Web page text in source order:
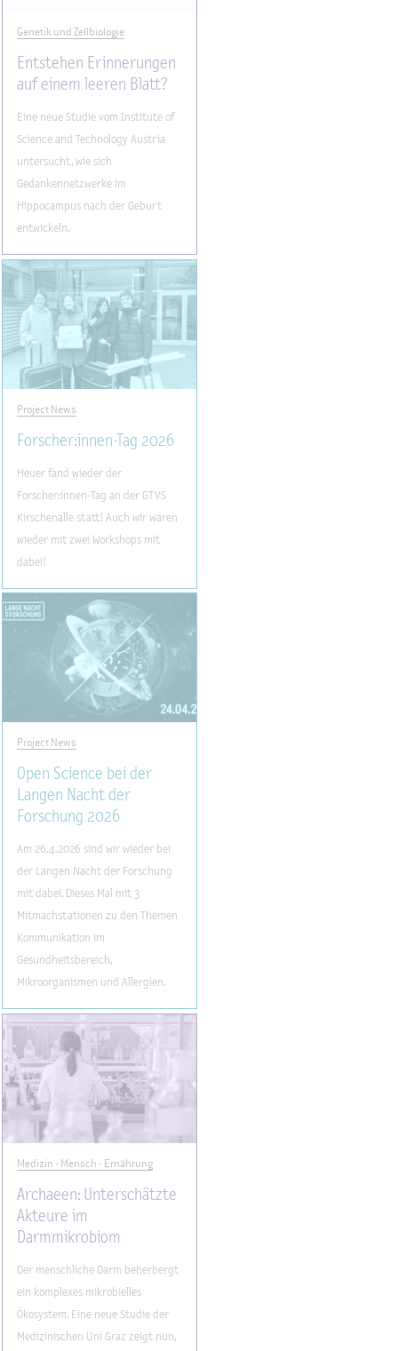
Genetik und Zellbiologie
Entstehen Erinnerungen
auf einem leeren Blatt?
Eine neue Studie vom Institute of
Science and Technology Austria
untersucht, wie sich
Gedankennetzwerke im
Hippocampus nach der Geburt
entwickeln.
Project News
Forscher:innen-Tag 2026
Heuer fand wieder der
Forscher:innen-Tag an der GTVS
Kirschenalle statt! Auch wir waren
wieder mit zwei Workshops mit
dabei!
Project News
Open Science bei der
Langen Nacht der
Forschung 2026
Am 26.4.2026 sind wir wieder bei
der Langen Nacht der Forschung
mit dabei. Dieses Mal mit 3
Mitmachstationen zu den Themen
Kommunikation im
Gesundheitsbereich,
Mikroorganismen und Allergien.
Medizin - Mensch - Ernährung
Archaeen: Unterschätzte
Akteure im
Darmmikrobiom
Der menschliche Darm beherbergt
ein komplexes mikrobielles
Ökosystem. Eine neue Studie der
Medizinischen Uni Graz zeigt nun,